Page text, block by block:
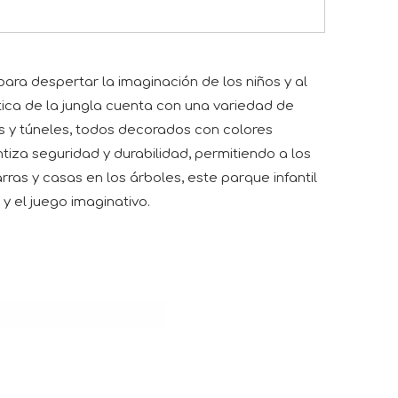
despertar la imaginación de los niños y al
de la jungla cuenta con una variedad de
y túneles, todos decorados con colores
seguridad y durabilidad, permitiendo a los
y casas en los árboles, este parque infantil
el juego imaginativo.